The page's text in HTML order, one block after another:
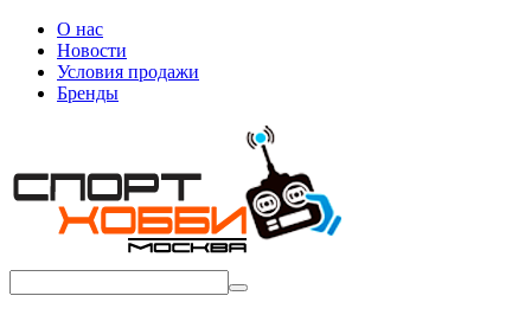
О нас
Новости
Условия продажи
Бренды